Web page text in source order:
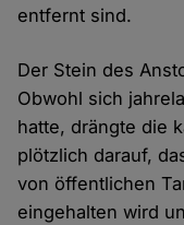
entfernt sind.
Der Stein des
Obwohl sich
hatte, drängte die
plötzlich darauf,
von öffentlichen
eingehalten wird